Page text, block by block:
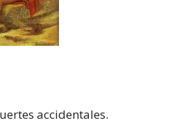
accidentales.